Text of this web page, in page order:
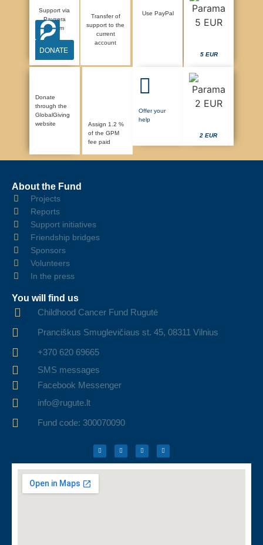
Support via
Paysera
system
DONATE
Transfer of
support to the
current
account
Use PayPal
5 EUR
Donate
through the
GlobalGiving
website
Assign 1.2 %
of the GPM
fee paid
Offer your
help
2 EUR
About the Fund
Projects
Reports
Support initiatives
Friendship bridges
Sponsors
Volunteers
In the press
You will find us
Childhood Cancer Fund Rugutė
Pranciškus Smuglevičiaus st. 45, 08311 Vilnius
+370 620 69665
SMS messages
Facebook Messenger
info@rugute.lt
Fund code: 300070090